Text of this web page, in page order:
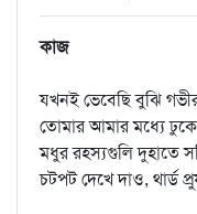
কাজ
যখনই ভেবেছি বুঝি
তোমার আমার মধ্যে
মধুর রহস্যগুলি দুহাতে
চটপট দেখে দাও, থার্ড